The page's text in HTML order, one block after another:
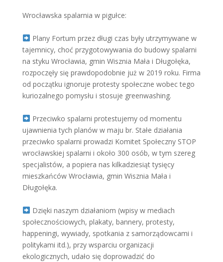
Wrocławska spalarnia w pigułce:
Plany Fortum przez długi czas były utrzymywane w
tajemnicy, choć przygotowywania do budowy spalarni
na styku Wrocławia, gmin Wisznia Mała i Długołęka,
rozpoczęły się prawdopodobnie już w 2019 roku. Firma
od początku ignoruje protesty społeczne wobec tego
kuriozalnego pomysłu i stosuje greenwashing.
Przeciwko spalarni protestujemy od momentu
ujawnienia tych planów w maju br. Stałe działania
przeciwko spalarni prowadzi Komitet Społeczny STOP
wrocławskiej spalarni i około 300 osób, w tym szereg
specjalistów, a popiera nas kilkadziesiąt tysięcy
mieszkańców Wrocławia, gmin Wisznia Mała i
Długołęka.
Dzięki naszym działaniom (wpisy w mediach
społecznościowych, plakaty, bannery, protesty,
happeningi, wywiady, spotkania z samorządowcami i
politykami itd.), przy wsparciu organizacji
ekologicznych, udało się doprowadzić do